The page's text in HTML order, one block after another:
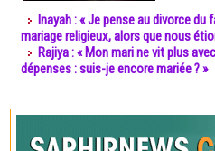
Inayah : « Je pense au divorce
mariage religieux, alors que nous
Rajiya : « Mon mari ne vit plus
dépenses : suis-je encore mariée ? »